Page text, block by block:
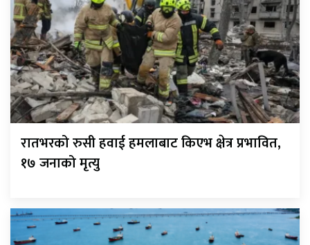
रातभरको रुसी हवाई हमलाबाट किएभ क्षेत्र प्रभावित,
१७ जनाको मृत्यु